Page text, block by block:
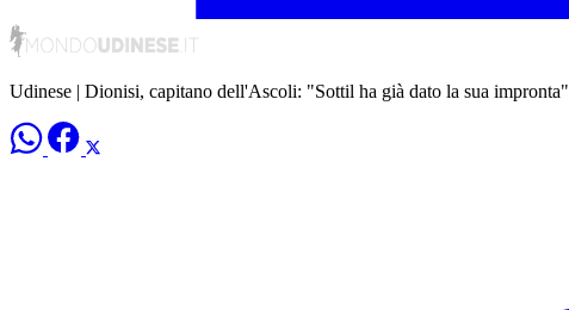
Udinese | Dionisi, capitano dell'Ascoli: "Sottil ha già dato la sua impronta"